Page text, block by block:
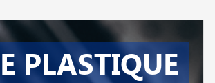
PLASTIQUE